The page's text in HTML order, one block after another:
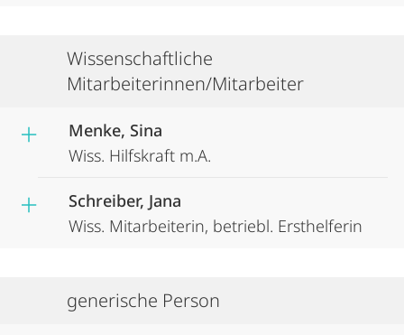
Wissenschaftliche
Mitarbeiterinnen/Mitarbeiter
Menke, Sina
Wiss. Hilfskraft m.A.
Schreiber, Jana
Wiss. Mitarbeiterin, betriebl. Ersthelferin
generische Person